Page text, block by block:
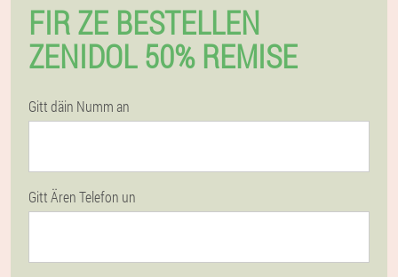
FIR ZE BESTELLEN
ZENIDOL 50% REMISE
Gitt däin Numm an
Gitt Ären Telefon un